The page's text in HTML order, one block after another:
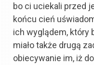
bo ci uciekali przed
końcu cień
ich wyglądem, który
miało także drugą
obiecywanie im, iż